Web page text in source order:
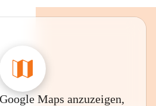
Maps anzuzeigen,